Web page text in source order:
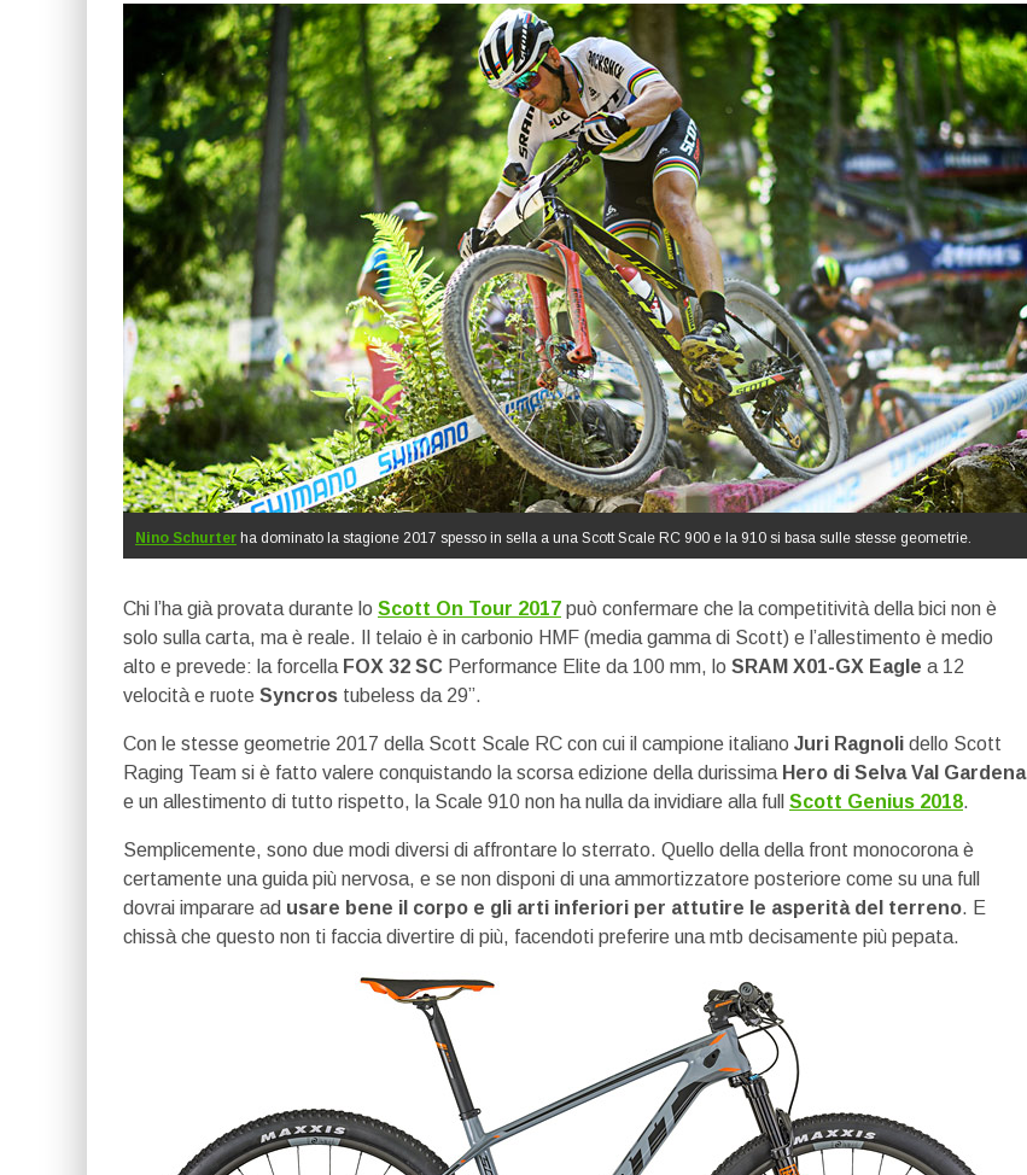
Nino Schurter ha dominato la stagione 2017 spesso in sella a una Scott Scale RC 900 e la 910 si basa sulle stesse geometrie.
Chi l’ha già provata durante lo Scott On Tour 2017 può confermare che la competitività della bici non è
solo sulla carta, ma è reale. Il telaio è in carbonio HMF (media gamma di Scott) e l’allestimento è medio
alto e prevede: la forcella FOX 32 SC Performance Elite da 100 mm, lo SRAM X01-GX Eagle a 12
velocità e ruote Syncros tubeless da 29”.
Con le stesse geometrie 2017 della Scott Scale RC con cui il campione italiano Juri Ragnoli dello Scott
Raging Team si è fatto valere conquistando la scorsa edizione della durissima Hero di Selva Val Gardena
e un allestimento di tutto rispetto, la Scale 910 non ha nulla da invidiare alla full Scott Genius 2018.
Semplicemente, sono due modi diversi di affrontare lo sterrato. Quello della della front monocorona è
certamente una guida più nervosa, e se non disponi di una ammortizzatore posteriore come su una full
dovrai imparare ad usare bene il corpo e gli arti inferiori per attutire le asperità del terreno. E
chissà che questo non ti faccia divertire di più, facendoti preferire una mtb decisamente più pepata.